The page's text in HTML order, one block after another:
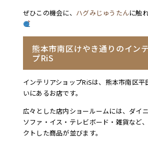
ぜひこの機会に、 ハグみじゅうたんに触
熊本市南区けやき通りのイン
プRiS
インテリアショップRiSは、熊本市南区
いにあるお店です。
広々とした店内ショールームには、ダイ
ソファ・イス・テレビボード・雑貨など
クトした商品が並びます。